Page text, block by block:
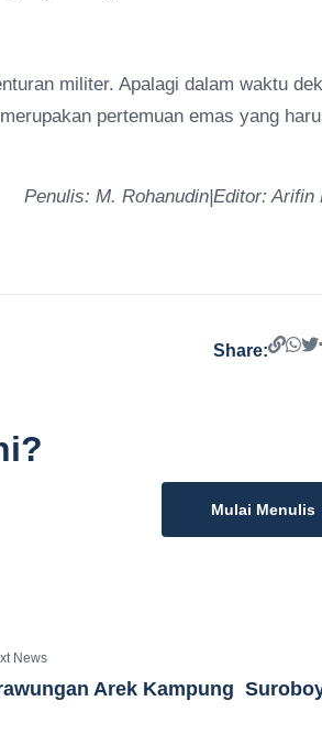
militer. Apalagi dalam waktu
pertemuan emas yang
Penulis: M. Rohanudin|Editor: Arifin
Share:
Mulai Menulis
News
Arek Kampung